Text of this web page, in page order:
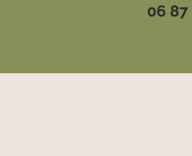
06 87